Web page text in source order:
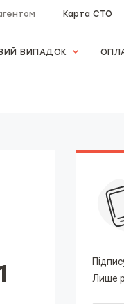
Карта СТО
ВИПАДОК
Лише